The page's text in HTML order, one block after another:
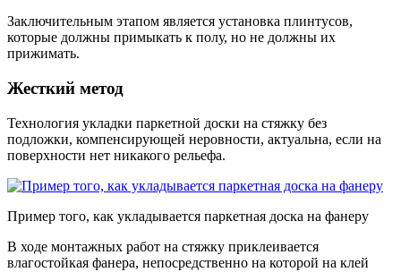
Заключительным этапом является установка плинтусов,
которые должны примыкать к полу, но не должны их
прижимать.
Жесткий метод
Технология укладки паркетной доски на стяжку без
подложки, компенсирующей неровности, актуальна, если на
поверхности нет никакого рельефа.
Пример того, как укладывается паркетная доска на фанеру
В ходе монтажных работ на стяжку приклеивается
влагостойкая фанера, непосредственно на которой на клей